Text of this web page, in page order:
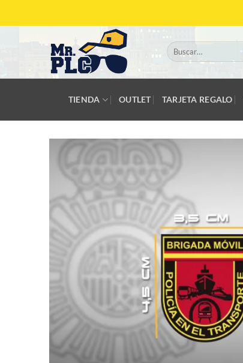
Buscar
por:
TIENDA OUTLET TARJETA REGALO